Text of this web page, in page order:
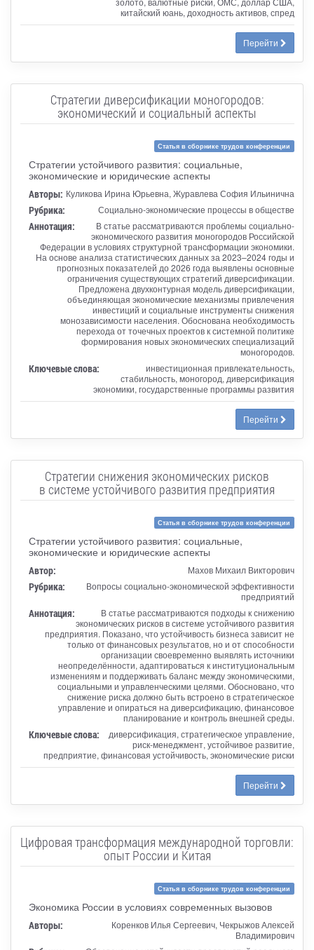
китайский юань, доходность активов, спред
Перейти
Стратегии диверсификации моногородов:
экономический и социальный аспекты
Статья в сборнике трудов конференции
Стратегии устойчивого развития: социальные,
экономические и юридические аспекты
Авторы: Куликова Ирина Юрьевна, Журавлева София Ильинична
Рубрика: Социально-экономические процессы в обществе
Аннотация:
В статье рассматриваются проблемы социально-
экономического развития моногородов Российской
Федерации в условиях структурной трансформации экономики.
На основе анализа статистических данных за 2023–2024 годы и
прогнозных показателей до 2026 года выявлены основные
ограничения существующих стратегий диверсификации.
Предложена двухконтурная модель диверсификации,
объединяющая экономические механизмы привлечения
инвестиций и социальные инструменты снижения
монозависимости населения. Обоснована необходимость
перехода от точечных проектов к системной политике
формирования новых экономических специализаций
моногородов.
Ключевые слова:
инвестиционная привлекательность,
стабильность, моногород, диверсификация
экономики, государственные программы развития
Перейти
Стратегии снижения экономических рисков
в системе устойчивого развития предприятия
Статья в сборнике трудов конференции
Стратегии устойчивого развития: социальные,
экономические и юридические аспекты
Автор: Махов Михаил Викторович
Рубрика:
Вопросы социально-экономической эффективности
предприятий
Аннотация:
В статье рассматриваются подходы к снижению
экономических рисков в системе устойчивого развития
предприятия. Показано, что устойчивость бизнеса зависит не
только от финансовых результатов, но и от способности
организации своевременно выявлять источники
неопределённости, адаптироваться к институциональным
изменениям и поддерживать баланс между экономическими,
социальными и управленческими целями. Обосновано, что
снижение риска должно быть встроено в стратегическое
управление и опираться на диверсификацию, финансовое
планирование и контроль внешней среды.
Ключевые слова:
диверсификация, стратегическое управление,
риск-менеджмент, устойчивое развитие,
предприятие, финансовая устойчивость, экономические риски
Перейти
Цифровая трансформация международной торговли:
опыт России и Китая
Статья в сборнике трудов конференции
Экономика России в условиях современных вызовов
Авторы:
Коренков Илья Сергеевич, Чекрыжов Алексей
Владимирович